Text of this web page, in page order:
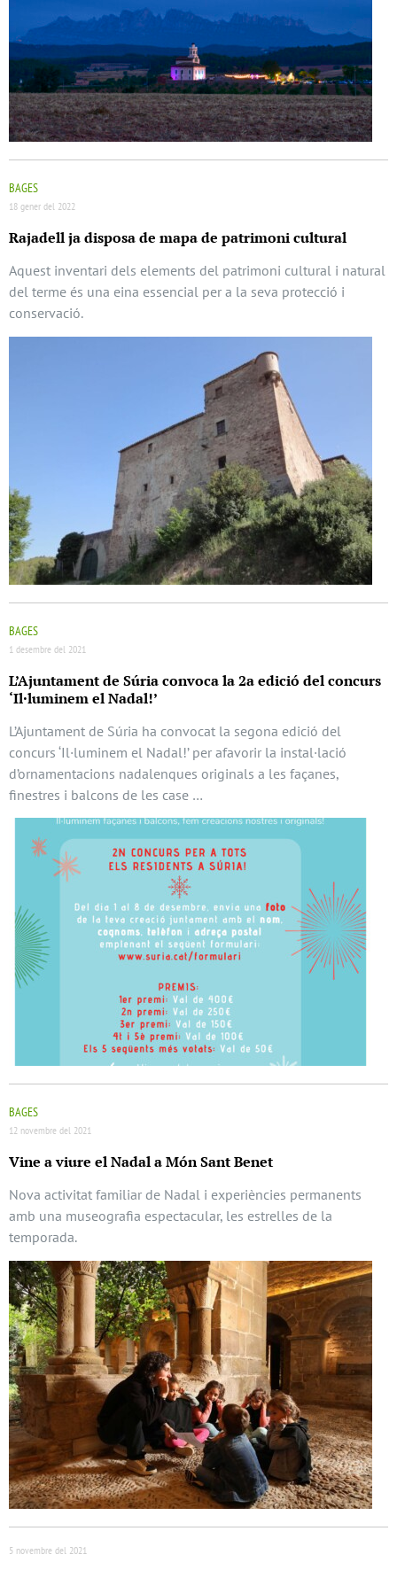
BAGES
18 gener del 2022
Rajadell ja disposa de mapa de patrimoni cultural
Aquest inventari dels elements del patrimoni cultural i natural
del terme és una eina essencial per a la seva protecció i
conservació.
BAGES
1 desembre del 2021
L’Ajuntament de Súria convoca la 2a edició del concurs
‘Il·luminem el Nadal!’
L’Ajuntament de Súria ha convocat la segona edició del
concurs ‘Il·luminem el Nadal!’ per afavorir la instal·lació
d’ornamentacions nadalenques originals a les façanes,
finestres i balcons de les case …
BAGES
12 novembre del 2021
Vine a viure el Nadal a Món Sant Benet
Nova activitat familiar de Nadal i experiències permanents
amb una museografia espectacular, les estrelles de la
temporada.
5 novembre del 2021